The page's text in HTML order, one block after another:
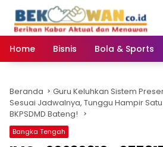
konten
Home
Bisnis Bola & Sports
Beranda
Guru Keluhkan Sistem
Sesuai Jadwalnya, Tunggu Hampir
BKPSDMD Bateng!
Bangka Tengah